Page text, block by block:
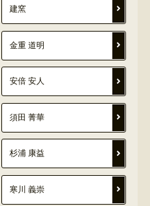
建窯
金重 道明
安倍 安人
須田 菁華
杉浦 康益
寒川 義崇